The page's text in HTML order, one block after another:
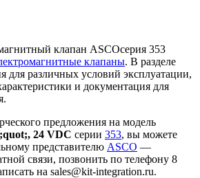
клапан ASCOсерия 353
клапаны. В разделе
для различных условий эксплуатации,
и документация для
предложения на модель
24 VDC серии 353, вы можете
представителю ASCO —
связи, позвонить по телефону 8
на sales@kit-integration.ru.